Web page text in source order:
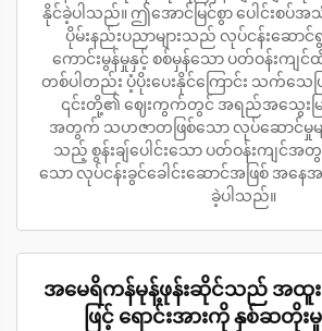
နိုင်ခဲ့ပါသည်။ ဤအောင်မြင်စွာ ပေါင်းစပ်
ပိုမ်းနည်းပညာများသည် လုပ်ငန်းဆေ
ကောင်းမွန်မှုနှင့် စစ်မှန်သော ပတ်ဝန်းကျ
တစ်ပါတည်း ပံ့ပိုးပေးနိုင်ကြောင်း သက်သ
၎င်းတို့၏ ဈေးကွက်တွင် အရည်အသွေးမြင့်
အတွက် သဟဇာတဖြစ်သော လုပ်ဆောင်မှုမ
သည့် စွန်းချ်ပေါင်းသော ပတ်ဝန်းကျင်
သော လုပ်ငန်းခွင်ခေါင်းဆောင်အဖြစ် အနေ
ခဲ့ပါသည်။
အမေရိကန်မုန့်ဖုန်းဆိုင်သည် အထူးပ
ဖြင့် ရောင်းအားကို နှစ်ဆတို